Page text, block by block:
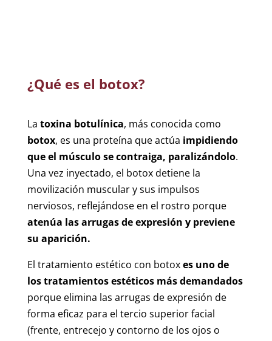
¿Qué es el botox?
La toxina botulínica, más conocida como
botox, es una proteína que actúa impidiendo
que el músculo se contraiga, paralizándolo.
Una vez inyectado, el botox detiene la
movilización muscular y sus impulsos
nerviosos, reflejándose en el rostro porque
atenúa las arrugas de expresión y previene
su aparición.
El tratamiento estético con botoxes uno de
los tratamientos estéticos más demandados
porque elimina las arrugas de expresión de
forma eficaz para el tercio superior facial
(frente, entrecejo y contorno de los ojos o